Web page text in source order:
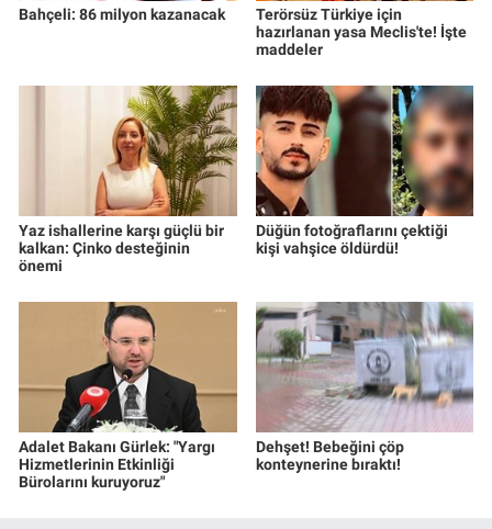
Bahçeli: 86 milyon kazanacak
Terörsüz Türkiye için
hazırlanan yasa Meclis'te! İşte
maddeler
Yaz ishallerine karşı güçlü bir
kalkan: Çinko desteğinin
önemi
Düğün fotoğraflarını çektiği
kişi vahşice öldürdü!
Adalet Bakanı Gürlek: "Yargı
Hizmetlerinin Etkinliği
Bürolarını kuruyoruz"
Dehşet! Bebeğini çöp
konteynerine bıraktı!